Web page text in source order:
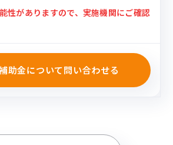
性がありますので、実施機関にご確認
助金について問い合わせる